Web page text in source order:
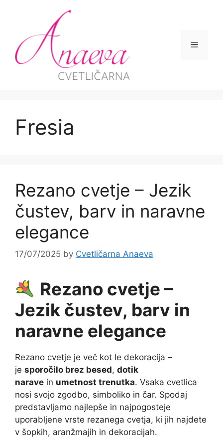
Menu
Fresia
Rezano cvetje – Jezik
čustev, barv in naravne
elegance
17/07/2025 by Cvetličarna Anaeva
Rezano cvetje –
Jezik čustev, barv in
naravne elegance
Rezano cvetje je več kot le dekoracija –
je sporočilo brez besed, dotik
narave in umetnost trenutka. Vsaka cvetlica
nosi svojo zgodbo, simboliko in čar. Spodaj
predstavljamo najlepše in najpogosteje
uporabljene vrste rezanega cvetja, ki jih najdete
v šopkih, aranžmajih in dekoracijah.